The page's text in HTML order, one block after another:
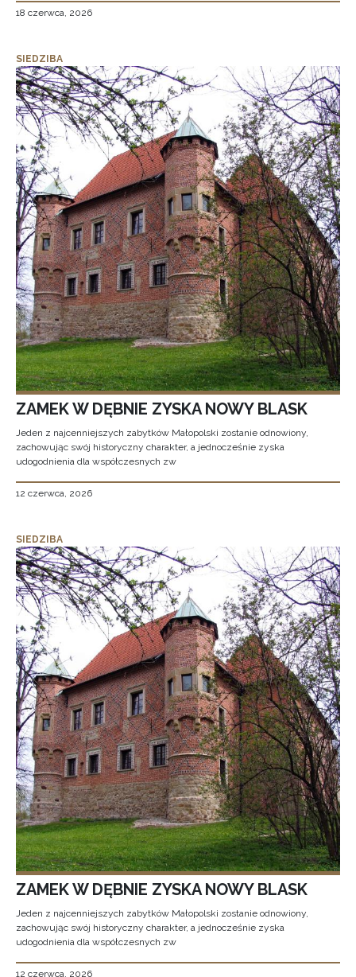
18 czerwca, 2026
SIEDZIBA
ZAMEK W DĘBNIE ZYSKA NOWY BLASK
Jeden z najcenniejszych zabytków Małopolski zostanie odnowiony,
zachowując swój historyczny charakter, a jednocześnie zyska
udogodnienia dla współczesnych zw
12 czerwca, 2026
SIEDZIBA
ZAMEK W DĘBNIE ZYSKA NOWY BLASK
Jeden z najcenniejszych zabytków Małopolski zostanie odnowiony,
zachowując swój historyczny charakter, a jednocześnie zyska
udogodnienia dla współczesnych zw
12 czerwca, 2026